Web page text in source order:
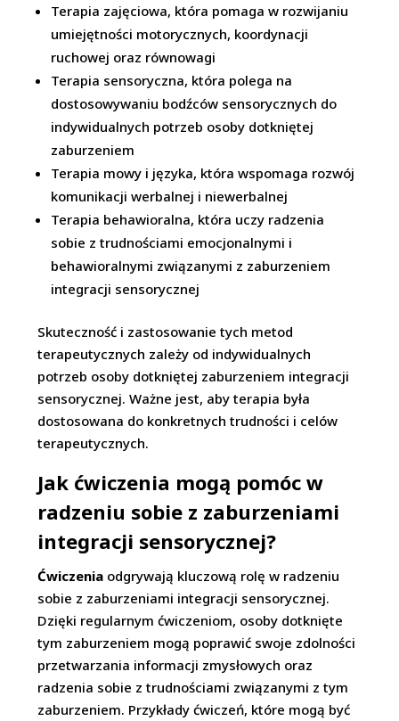
Terapia zajęciowa, która pomaga w rozwijaniu
umiejętności motorycznych, koordynacji
ruchowej oraz równowagi
Terapia sensoryczna, która polega na
dostosowywaniu bodźców sensorycznych do
indywidualnych potrzeb osoby dotkniętej
zaburzeniem
Terapia mowy i języka, która wspomaga rozwój
komunikacji werbalnej i niewerbalnej
Terapia behawioralna, która uczy radzenia
sobie z trudnościami emocjonalnymi i
behawioralnymi związanymi z zaburzeniem
integracji sensorycznej
Skuteczność i zastosowanie tych metod
terapeutycznych zależy od indywidualnych
potrzeb osoby dotkniętej zaburzeniem integracji
sensorycznej. Ważne jest, aby terapia była
dostosowana do konkretnych trudności i celów
terapeutycznych.
Jak ćwiczenia mogą pomóc w
radzeniu sobie z zaburzeniami
integracji sensorycznej?
Ćwiczenia odgrywają kluczową rolę w radzeniu
sobie z zaburzeniami integracji sensorycznej.
Dzięki regularnym ćwiczeniom, osoby dotknięte
tym zaburzeniem mogą poprawić swoje zdolności
przetwarzania informacji zmysłowych oraz
radzenia sobie z trudnościami związanymi z tym
zaburzeniem. Przykłady ćwiczeń, które mogą być